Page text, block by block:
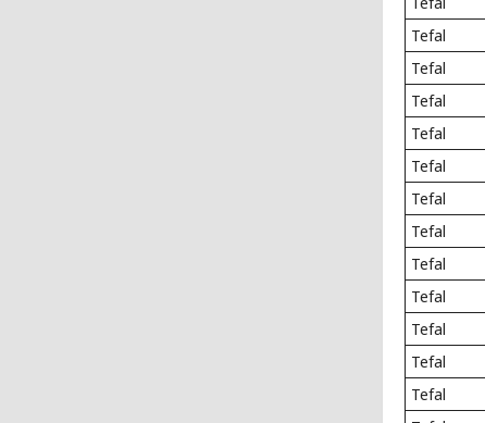
Tefal
Tefal
Tefal
Tefal
Tefal
Tefal
Tefal
Tefal
Tefal
Tefal
Tefal
Tefal